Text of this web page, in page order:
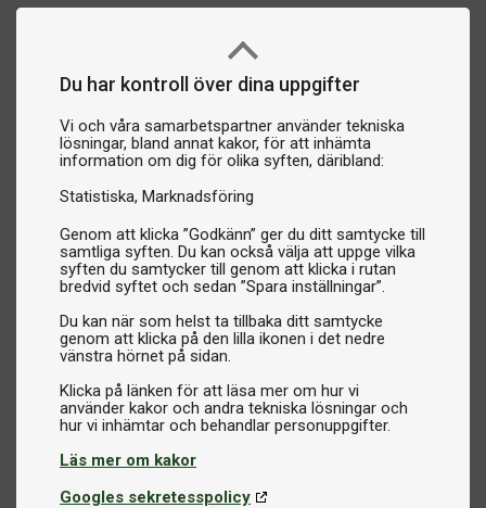
Du har kontroll över dina uppgifter
Vi och våra samarbetspartner använder tekniska
lösningar, bland annat kakor, för att inhämta
information om dig för olika syften, däribland:
Statistiska Marknadsföring
Genom att klicka ”Godkänn” ger du ditt samtycke till
samtliga syften. Du kan också välja att uppge vilka
syften du samtycker till genom att klicka i rutan
bredvid syftet och sedan ”Spara inställningar”.
Du kan när som helst ta tillbaka ditt samtycke
genom att klicka på den lilla ikonen i det nedre
vänstra hörnet på sidan.
Klicka på länken för att läsa mer om hur vi
använder kakor och andra tekniska lösningar och
Läs mer om kakor
Googles sekretesspolicy